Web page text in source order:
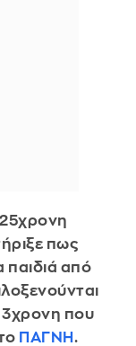
πως
παιδιά από
3χρονη που
ΠΑΓΝΗ .